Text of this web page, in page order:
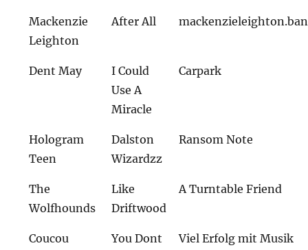
Mackenzie
Leighton
After All
Dent May
I Could
Use A
Miracle
Carpark
Hologram
Teen
Dalston
Wizardzz
Ransom Note
The
Wolfhounds
Like
Driftwood
A Turntable Friend
Coucou
You Dont
Viel Erfolg mit Musik